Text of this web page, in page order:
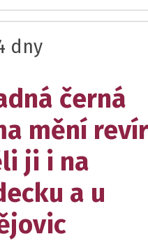
dny
černá
mění
ji i na
a u